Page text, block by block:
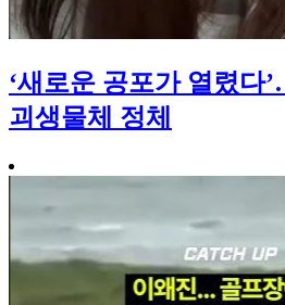
‘새로운 공포가 열렸다
괴생물체 정체